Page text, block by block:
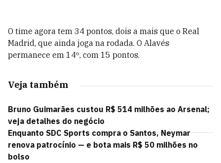
O time agora tem 34 pontos, dois a mais que o Real
Madrid, que ainda joga na rodada. O Alavés
permanece em 14º, com 15 pontos.
Veja também
Bruno Guimarães custou R$ 514 milhões ao Arsenal;
veja detalhes do negócio
Enquanto SDC Sports compra o Santos, Neymar
renova patrocínio — e bota mais R$ 50 milhões no
bolso